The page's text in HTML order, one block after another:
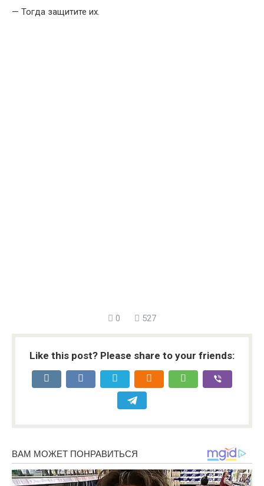
— Тогда защитите их.
0 527
Like this post? Please share to your friends: